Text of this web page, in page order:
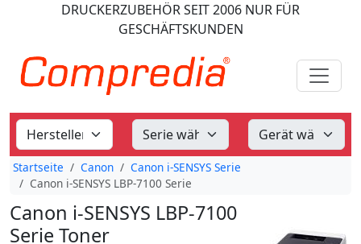
DRUCKERZUBEHÖRSEIT 2006 NUR FÜR
GESCHÄFTSKUNDEN
Startseite Canon
Canon i-SENSYS Serie
Canon i-SENSYS LBP-7100 Serie
Canon i-SENSYS LBP-7100
Serie Toner